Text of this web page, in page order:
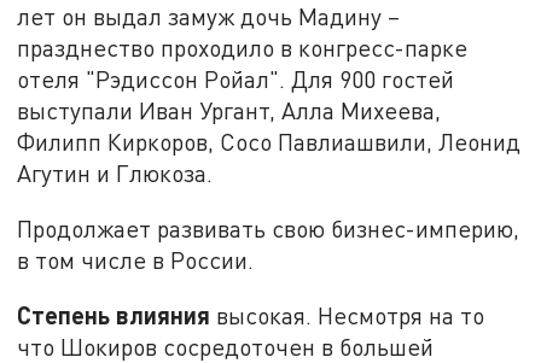
лет он выдал замуж дочь Мадину –
празднество проходило в конгресс-парке
отеля "Рэдиссон Ройал". Для 900 гостей
выступали Иван Ургант, Алла Михеева,
Филипп Киркоров, Сосо Павлиашвили, Леонид
Агутин и Глюкоза.
Продолжает развивать свою бизнес-империю,
в том числе в России.
Степень влияния высокая. Несмотря на то
что Шокиров сосредоточен в большей